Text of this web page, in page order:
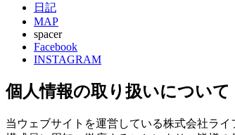
日記
MAP
spacer
Facebook
INSTAGRAM
個人情報の取り扱いについて
当ウェブサイトを運営している株式会社ラ